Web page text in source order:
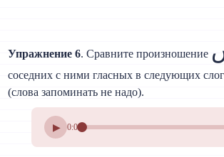
Упражнение 6. Сравните произношение
соседних с ними гласных в следующих
(слова запоминать не надо).
▶ 0:00